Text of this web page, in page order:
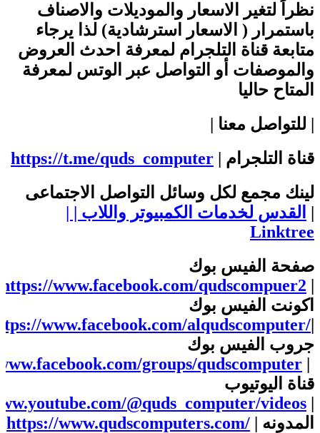
نظراً لتغير الاسعار والموديلات والاصناف
باستمرار ( الاسعار استرشادية) لذا يرجاء
متابعة قناة التلجرام لمعرفة احدث العروض
والموصفات أو التواصل عبر الوتس لمعرفة
المتاح حاليا
| للتواصل معنا |
قناة التلجرام | https://t.me/quds_computer
لينك مجمع لكل وسائل التواصل الاجتماعى
| القدس لخدمات الكمبيوتر واللاب | |
Linktree
صفحة الفيس بوك
|
https://www.facebook.com/qudscompuer2
اكونت الفيس بوك
|
www.facebook.com/alqudscomputer/
جروب الفيس بوك
|
groups/qudscomputer
قناة اليوتيوب
|
@quds_computer/videos
المدونه | https://www.qudscomputers.com/